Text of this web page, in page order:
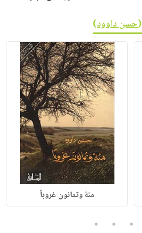
حسن داوود)
مئة وثمانون غروباً
3
4
5